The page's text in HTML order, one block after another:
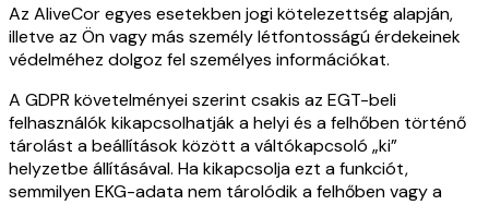
Az AliveCor egyes esetekben jogi kötelezettség alapján,
illetve az Ön vagy más személy létfontosságú érdekeinek
védelméhez dolgoz fel személyes információkat.
A GDPR követelményei szerint csakis az EGT-beli
felhasználók kikapcsolhatják a helyi és a felhőben történő
tárolást a beállítások között a váltókapcsoló „ki”
helyzetbe állításával. Ha kikapcsolja ezt a funkciót,
semmilyen EKG-adata nem tárolódik a felhőben vagy a